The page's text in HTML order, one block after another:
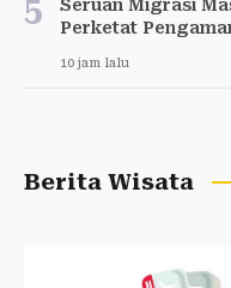
5
Seruan Migrasi
Perketat
10 jam lalu
Berita Wisata